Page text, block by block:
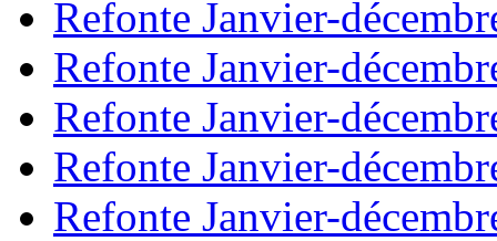
Refonte Janvier-
Refonte Janvier-
Refonte Janvier-
Refonte Janvier-
Refonte Janvier-